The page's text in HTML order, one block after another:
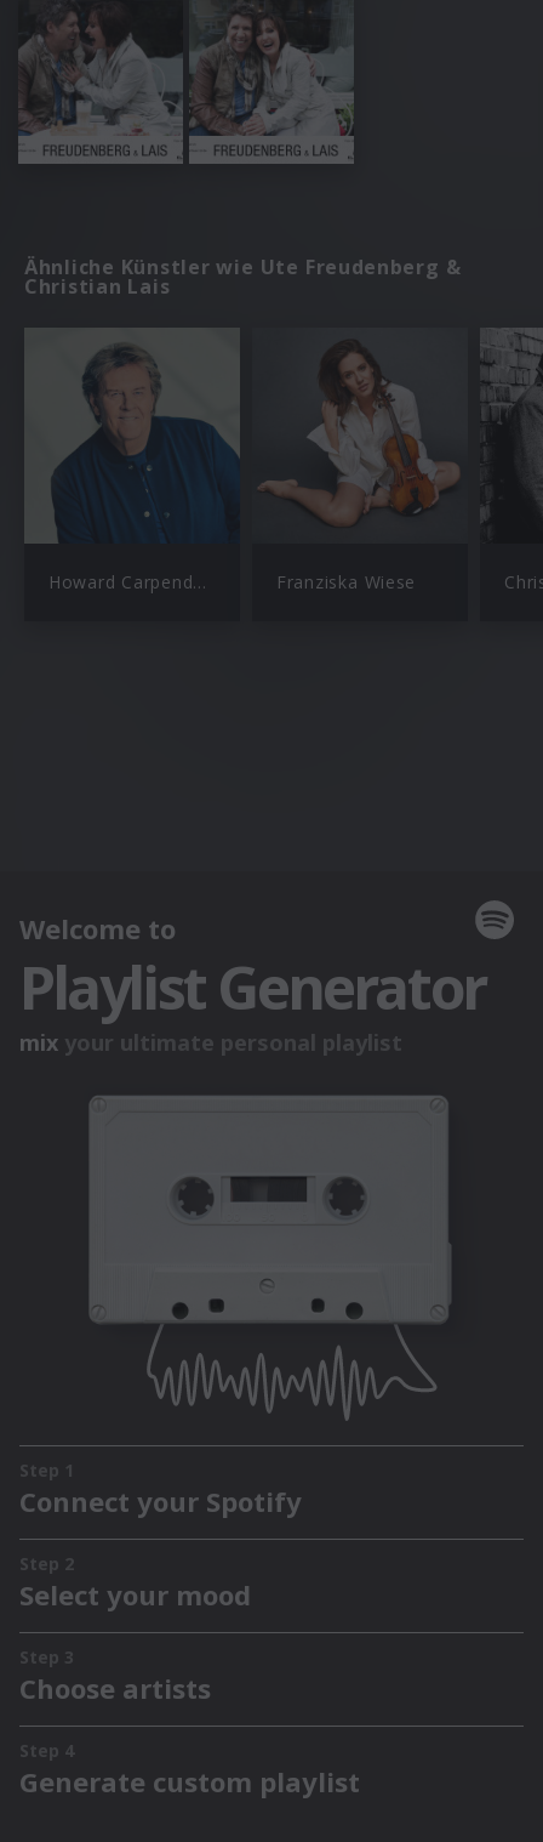
Ähnliche Künstler wie Ute Freudenberg &
Christian Lais
Howard Carpendale Franziska Wiese